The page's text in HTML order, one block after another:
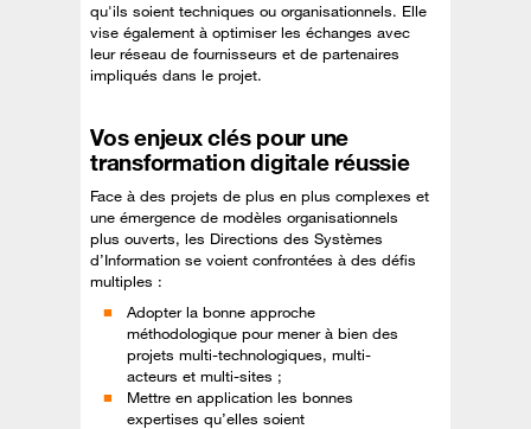
qu'ils soient techniques ou organisationnels. Elle
vise également à optimiser les échanges avec
leur réseau de fournisseurs et de partenaires
impliqués dans le projet.
Vos enjeux clés pour une
transformation digitale réussie
Face à des projets de plus en plus complexes et
une émergence de modèles organisationnels
plus ouverts, les Directions des Systèmes
d’Information se voient confrontées à des défis
multiples :
Adopter la bonne approche
méthodologique pour mener à bien des
projets multi-technologiques, multi-
acteurs et multi-sites ;
Mettre en application les bonnes
expertises qu’elles soient